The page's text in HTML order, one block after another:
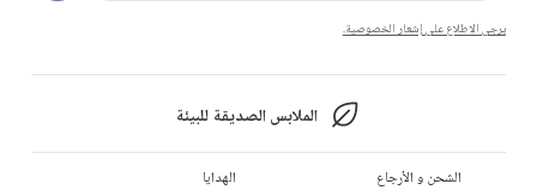
يرجى الاطلاع على إشعار الخصوصية.
الملابس الصديقة للبيئة
الشحن و الأرجاع الهدايا